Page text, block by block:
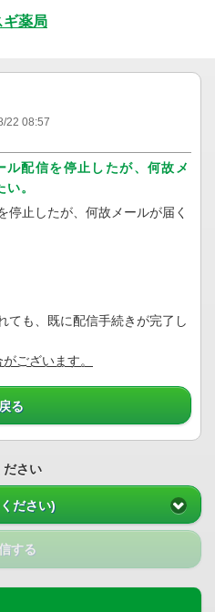
22 08:57
ル配信を停止したが、何故メ
。
停止したが、何故メールが届く
ても、既に配信手続きが完了し
ございます。
戻る
ださい
ださい)
する